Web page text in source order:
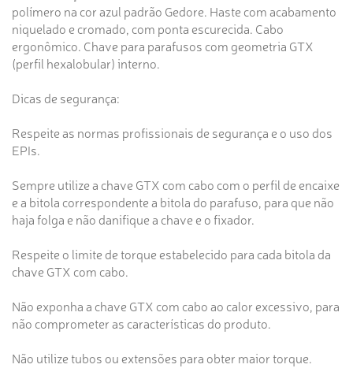
polímero na cor azul padrão Gedore. Haste com acabamento
niquelado e cromado, com ponta escurecida. Cabo
ergonômico. Chave para parafusos com geometria GTX
(perfil hexalobular) interno.
Dicas de segurança:
Respeite as normas profissionais de segurança e o uso dos
EPIs.
Sempre utilize a chave GTX com cabo com o perfil de encaixe
e a bitola correspondente a bitola do parafuso, para que não
haja folga e não danifique a chave e o fixador.
Respeite o limite de torque estabelecido para cada bitola da
chave GTX com cabo.
Não exponha a chave GTX com cabo ao calor excessivo, para
não comprometer as características do produto.
Não utilize tubos ou extensões para obter maior torque.